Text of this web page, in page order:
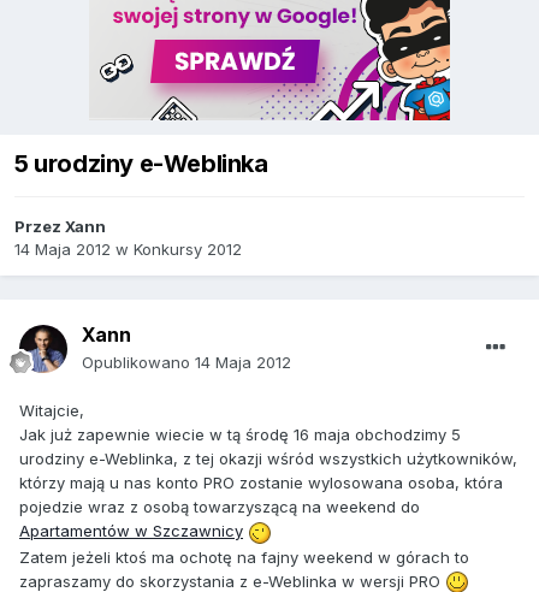
5 urodziny e-Weblinka
Przez Xann
14 Maja 2012 w Konkursy 2012
Xann
Opublikowano 14 Maja 2012
Witajcie,
Jak już zapewnie wiecie w tą środę 16 maja obchodzimy 5
urodziny e-Weblinka, z tej okazji wśród wszystkich użytkowników,
którzy mają u nas konto PRO zostanie wylosowana osoba, która
pojedzie wraz z osobą towarzyszącą na weekend do
Apartamentów w Szczawnicy
Zatem jeżeli ktoś ma ochotę na fajny weekend w górach to
zapraszamy do skorzystania z e-Weblinka w wersji PRO